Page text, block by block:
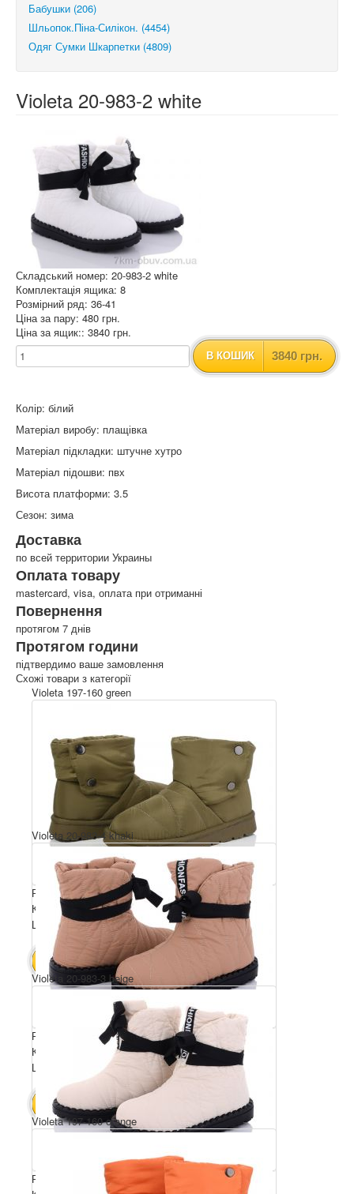
Бабушки (206)
Шльопок.Піна-Силікон. (4454)
Одяг Сумки Шкарпетки (4809)
Violeta 20-983-2 white
Складський номер: 20-983-2 white
Комплектація ящика: 8
Розмірний ряд: 36-41
Ціна за пару: 480 грн.
Ціна за ящик:: 3840 грн.
В КОШИК 3840 грн.
Колір: білий
Матеріал виробу: плащівка
Матеріал підкладки: штучне хутро
Матеріал підошви: пвх
Висота платформи: 3.5
Сезон: зима
Доставка
по всей территории Украины
Оплата товару
mastercard, visa, оплата при отриманні
Повернення
протягом 7 днів
Протягом години
підтвердимо ваше замовлення
Схожі товари з категорії
Violeta 197-160 green
Розмірний ряд: 36-41
Комплектація ящика: 8
Ціна за пару: 480 грн.
В КОШИК 3840 грн.
Violeta 20-983-4 khaki
Розмірний ряд: 36-41
Комплектація ящика: 8
Ціна за пару: 480 грн.
В КОШИК 3840 грн.
Violeta 20-983-3 beige
Розмірний ряд: 36-41
Violeta 197-160 orange